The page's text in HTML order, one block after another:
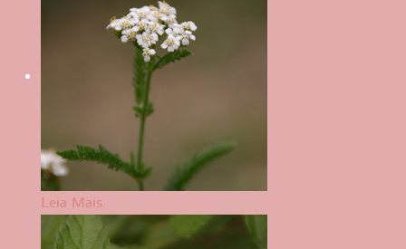
Leia Mais